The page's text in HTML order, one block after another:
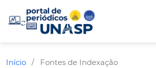
Início / Fontes de Indexação